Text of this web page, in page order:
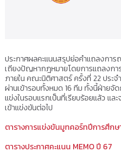
ประกาศผลคะแนนสรุปย่อคำแถลงกา
เถียงปัญหากฎหมายโดยการแถลงก
ภายใน คณะนิติศาสตร์ ครั้งที่ 22 ประ
ผ่านเข้ารอบทั้งหมด 16 ทีม ทั้งนี้ฝ่ายจั
แข่งในรอบแรกเป็นที่เรียบร้อยแล้ว แล
เข้าแข่งขันต่อไป
ตารางการแข่งขันมูทคอร์ทปีการศึกษ
ตารางประกาศคะแนน MEMO ปี 67